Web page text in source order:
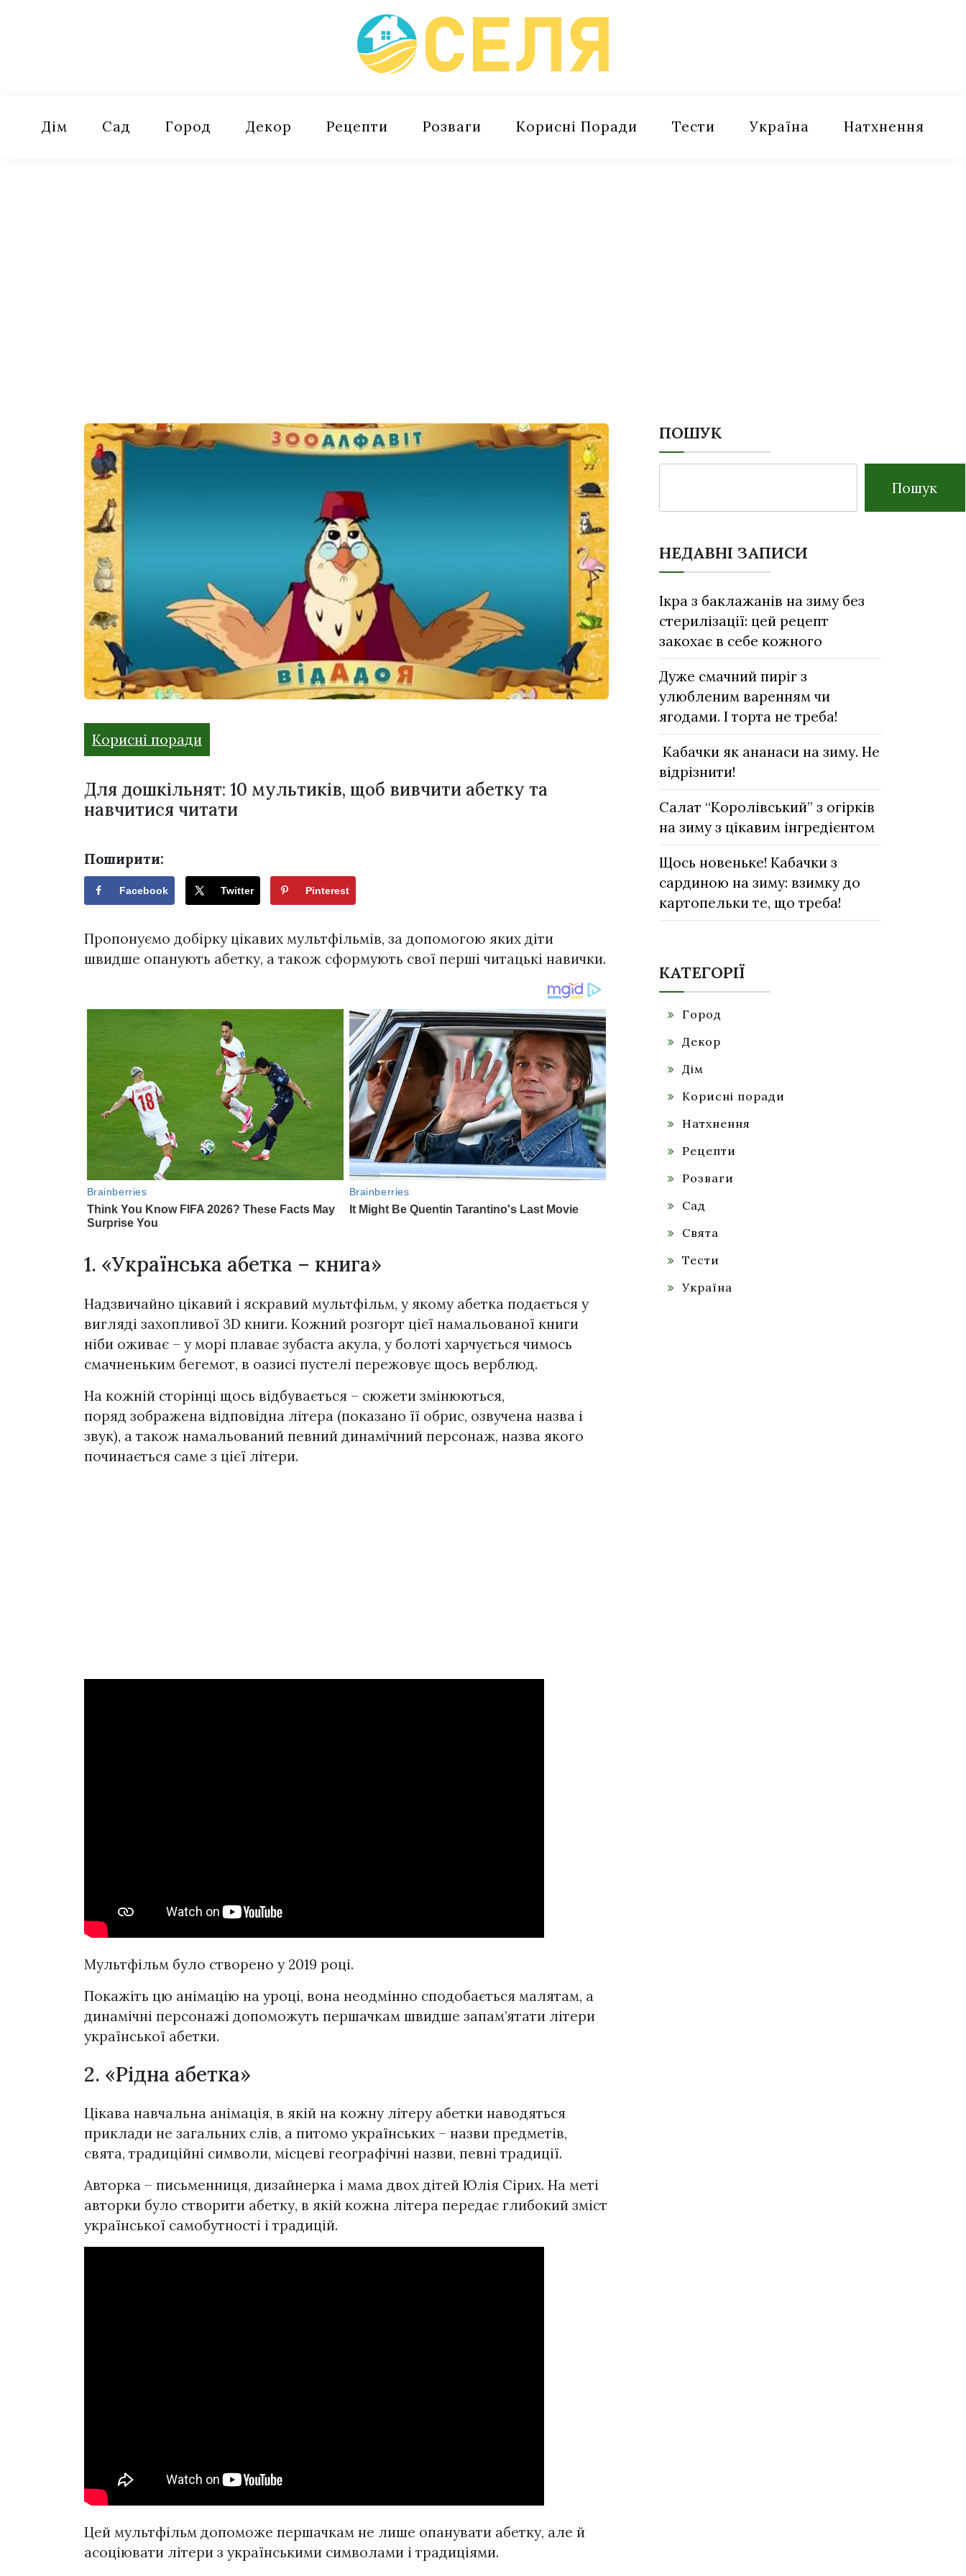
Дім Сад Город Декор Рецепти Розваги Корисні Поради Тести Україна Натхнення
Корисні поради
Для дошкільнят: 10 мультиків, щоб вивчити абетку та
навчитися читати
Поширити:
Facebook Twitter Pinterest
Пропонуємо добірку цікавих мультфільмів, за допомогою яких діти
швидше опанують абетку, а також сформують свої перші читацькі навички.
1. «Українська абетка – книга»
Надзвичайно цікавий і яскравий мультфільм, у якому абетка подається у
вигляді захопливої 3D книги. Кожний розгорт цієї намальованої книги
ніби оживає – у морі плаває зубаста акула, у болоті харчується чимось
смачненьким бегемот, в оазисі пустелі пережовує щось верблюд.
На кожній сторінці щось відбувається – сюжети змінюються,
поряд зображена відповідна літера (показано її обрис, озвучена назва і
звук), а також намальований певний динамічний персонаж, назва якого
починається саме з цієї літери.
Мультфільм було створено у 2019 році.
Покажіть цю анімацію на уроці, вона неодмінно сподобається малятам, а
динамічні персонажі допоможуть першачкам швидше запам’ятати літери
української абетки.
2. «Рідна абетка»
Цікава навчальна анімація, в якій на кожну літеру абетки наводяться
приклади не загальних слів, а питомо українських – назви предметів,
свята, традиційні символи, місцеві географічні назви, певні традиції.
Авторка – письменниця, дизайнерка і мама двох дітей Юлія Сірих. На меті
авторки було створити абетку, в якій кожна літера передає глибокий зміст
української самобутності і традицій.
Цей мультфільм допоможе першачкам не лише опанувати абетку, але й
асоціювати літери з українськими символами і традиціями.
ПОШУК
Пошук
НЕДАВНІ ЗАПИСИ
Ікра з баклажанів на зиму без
стерилізації: цей рецепт
закохає в себе кожного
Дуже смачний пиріг з
улюбленим варенням чи
ягодами. І торта не треба!
Кабачки як ананаси на зиму. Не
відрізнити!
Салат “Королівський” з огірків
на зиму з цікавим інгредієнтом
Щось новеньке! Кабачки з
сардиною на зиму: взимку до
картопельки те, що треба!
КАТЕГОРІЇ
Город
Декор
Дім
Корисні поради
Натхнення
Рецепти
Розваги
Сад
Свята
Тести
Україна